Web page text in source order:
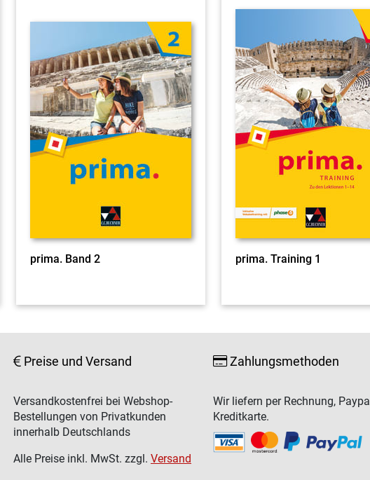
prima. Band 2 prima. Training 1
Preise und Versand
Versandkostenfrei bei Webshop-
Bestellungen von Privatkunden
innerhalb Deutschlands
Alle Preise inkl. MwSt. zzgl. Versand
Zahlungsmethoden
Wir liefern per Rechnung,
Kreditkarte.